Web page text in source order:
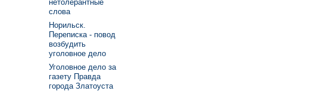
нетолерантные
слова
Норильск.
Переписка - повод
возбудить
уголовное дело
Уголовное дело за
газету Правда
города Златоуста